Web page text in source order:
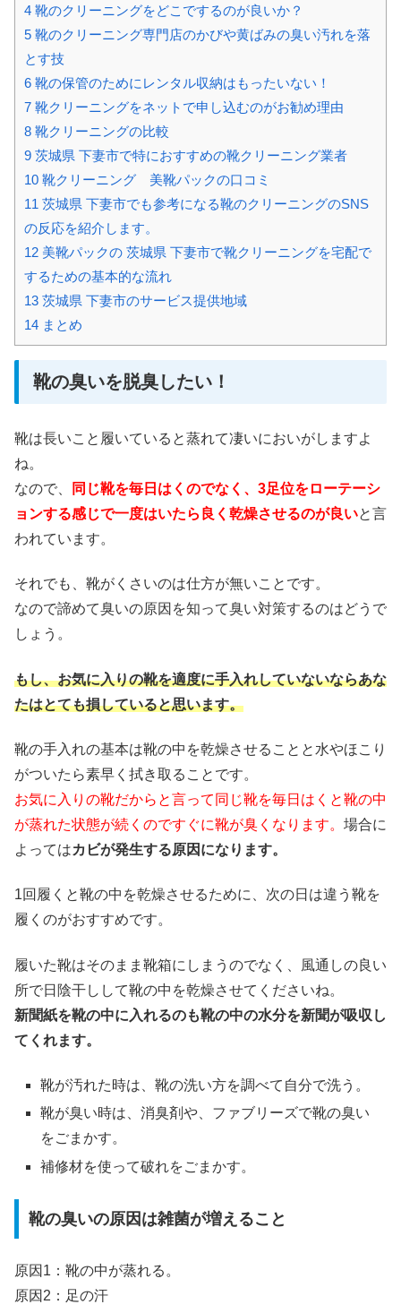
4 靴のクリーニングをどこでするのが良いか？
5 靴のクリーニング専門店のかびや黄ばみの臭い汚れを落
とす技
6 靴の保管のためにレンタル収納はもったいない！
7 靴クリーニングをネットで申し込むのがお勧め理由
8 靴クリーニングの比較
9 茨城県 下妻市で特におすすめの靴クリーニング業者
10 靴クリーニング 美靴パックの口コミ
11 茨城県 下妻市でも参考になる靴のクリーニングのSNS
の反応を紹介します。
12 美靴パックの 茨城県 下妻市で靴クリーニングを宅配で
するための基本的な流れ
13 茨城県 下妻市のサービス提供地域
14 まとめ
靴の臭いを脱臭したい！
靴は長いこと履いていると蒸れて凄いにおいがしますよ
ね。
なので、
同じ靴を毎日はくのでなく、3足位をローテーシ
ョンする感じで一度はいたら良く乾燥させるのが良いと言
われています。
それでも、靴がくさいのは仕方が無いことです。
なので諦めて臭いの原因を知って臭い対策するのはどうで
しょう。
もし、お気に入りの靴を適度に手入れしていないならあな
たはとても損していると思います。
靴の手入れの基本は靴の中を乾燥させることと水やほこり
がついたら素早く拭き取ることです。
お気に入りの靴だからと言って同じ靴を毎日はくと靴の中
が蒸れた状態が続くのですぐに靴が臭くなります。 場合に
よってはカビが発生する原因になります。
1回履くと靴の中を乾燥させるために、次の日は違う靴を
履くのがおすすめです。
履いた靴はそのまま靴箱にしまうのでなく、風通しの良い
所で日陰干しして靴の中を乾燥させてくださいね。
新聞紙を靴の中に入れるのも靴の中の水分を新聞が吸収し
てくれます。
靴が汚れた時は、靴の洗い方を調べて自分で洗う。
靴が臭い時は、消臭剤や、ファブリーズで靴の臭い
をごまかす。
補修材を使って破れをごまかす。
靴の臭いの原因は雑菌が増えること
原因1：靴の中が蒸れる。
原因2：足の汗